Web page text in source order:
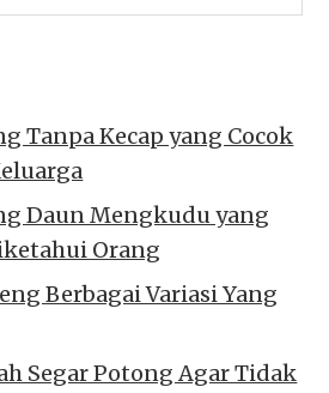
Tanpa Kecap yang Cocok
Daun Mengkudu yang
Orang
Berbagai Variasi Yang
Segar Potong Agar Tidak